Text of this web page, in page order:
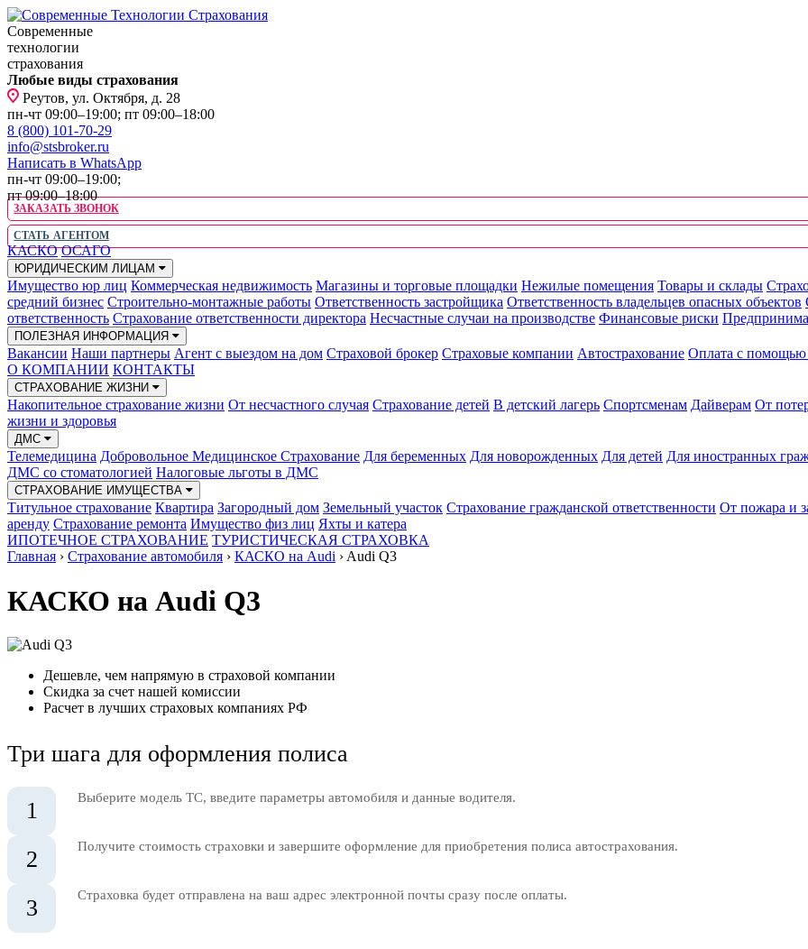
Современные
технологии
страхования
Любые виды страхования
Реутов, ул. Октября, д. 28
пн-чт 09:00–19:00; пт 09:00–18:00
8 (800) 101-70-29
info@stsbroker.ru
Написать в WhatsApp
пн-чт 09:00–19:00;
пт 09:00–18:00
ЗАКАЗАТЬ ЗВОНОК
СТАТЬ АГЕНТОМ
КАСКО ОСАГО
ЮРИДИЧЕСКИМ ЛИЦАМ
Имущество юр лиц Коммерческая недвижимость Магазины и торговые площадки Нежилые помещения Товары и склады
средний бизнес Строительно-монтажные работы Ответственность застройщика Ответственность владельцев опасных объектов
ответственность Страхование ответственности директора Несчастные случаи на производстве Финансовые риски
ПОЛЕЗНАЯ ИНФОРМАЦИЯ
Вакансии Наши партнеры Агент с выездом на дом Страховой брокер Страховые компании Автострахование Оплата с
О КОМПАНИИ КОНТАКТЫ
СТРАХОВАНИЕ ЖИЗНИ
Накопительное страхование жизни От несчастного случая Страхование детей В детский лагерь Спортсменам Дайверам От
жизни и здоровья
ДМС
Телемедицина Добровольное Медицинское Страхование Для беременных Для новорожденных Для детей Для иностранных
ДМС со стоматологией Налоговые льготы в ДМС
СТРАХОВАНИЕ ИМУЩЕСТВА
Титульное страхование Квартира Загородный дом Земельный участок Страхование гражданской ответственности От пожара и
аренду Страхование ремонта Имущество физ лиц Яхты и катера
ИПОТЕЧНОЕ СТРАХОВАНИЕ ТУРИСТИЧЕСКАЯ СТРАХОВКА
Главная › Страхование автомобиля › КАСКО на Audi › Audi Q3
КАСКО на Audi Q3
Дешевле, чем напрямую в страховой компании
Скидка за счет нашей комиссии
Расчет в лучших страховых компаниях РФ
Три шага для оформления полиса
1 Выберите модель ТС, введите параметры автомобиля и данные водителя.
2 Получите стоимость страховки и завершите оформление для приобретения полиса автострахования.
3 Страховка будет отправлена на ваш адрес электронной почты сразу после оплаты.